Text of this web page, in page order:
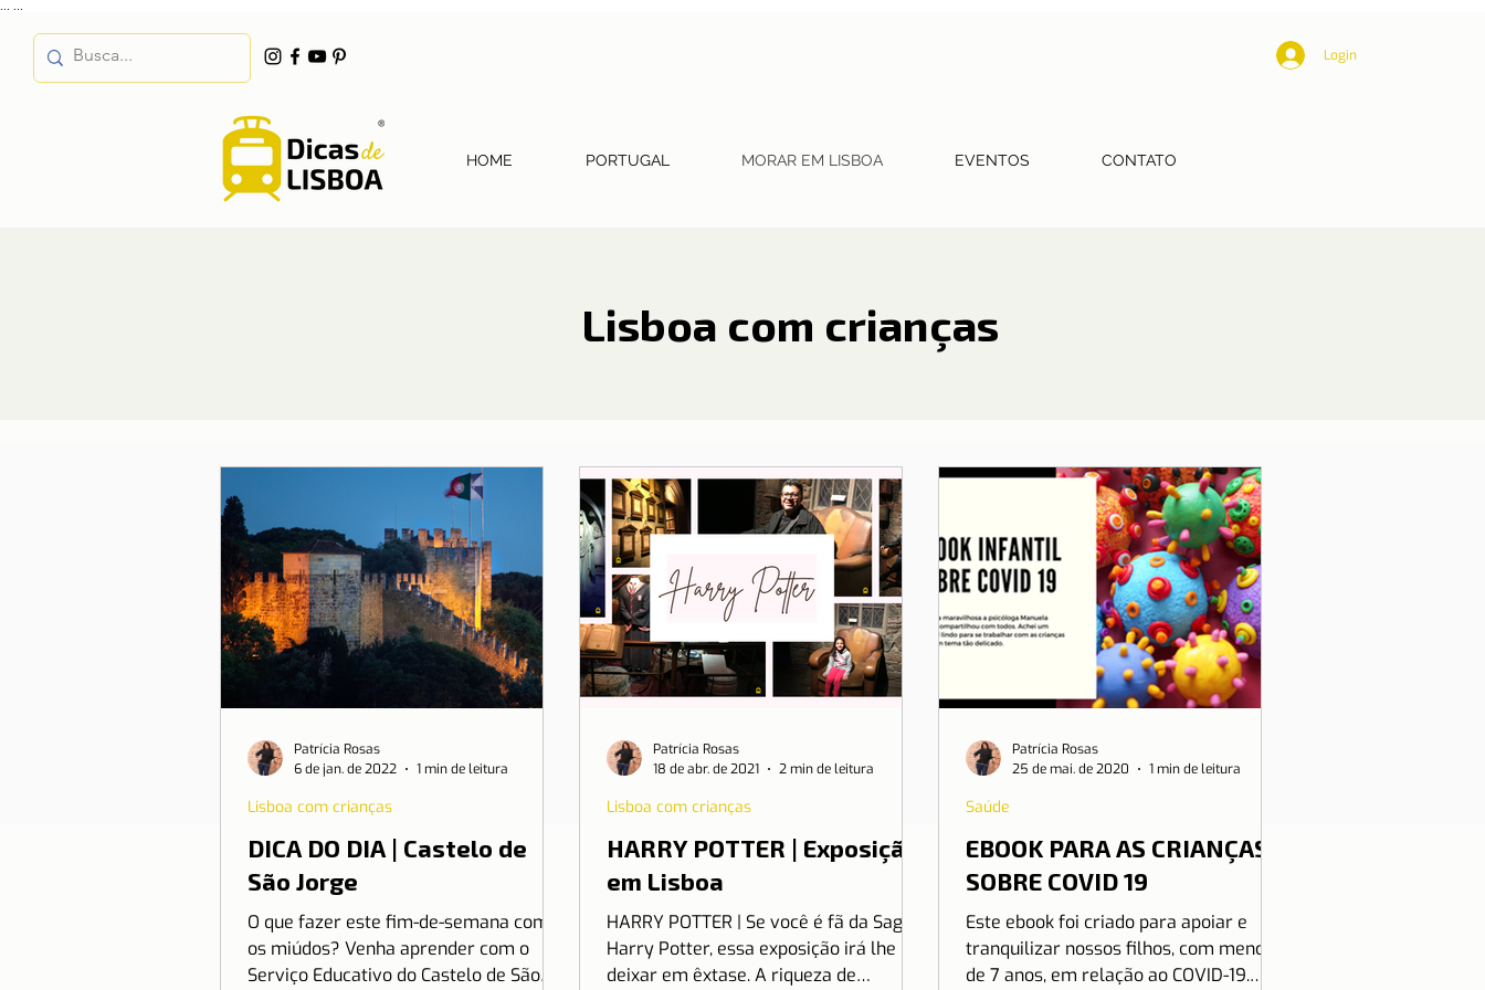
Login
HOME PORTUGAL MORAR EM LISBOA EVENTOS CONTATO
Lisboa com crianças
DICA DO DIA | Castelo de
São Jorge
O que fazer este fim-de-semana com
os miúdos? Venha aprender com o
Serviço Educativo do Castelo de São
Lisboa com crianças
Patrícia Rosas
6 de jan. de 2022
1 min de leitura
HARRY POTTER | Exposição
em Lisboa
HARRY POTTER | Se você é fã da Saga
Harry Potter, essa exposição irá lhe
deixar em êxtase. A riqueza de
Lisboa com crianças
Patrícia Rosas
18 de abr. de 2021
2 min de leitura
EBOOK PARA AS CRIANÇAS
SOBRE COVID 19
Este ebook foi criado para apoiar e
tranquilizar nossos filhos, com menos
de 7 anos, em relação ao COVID-19.
Saúde
Patrícia Rosas
25 de mai. de 2020
1 min de leitura